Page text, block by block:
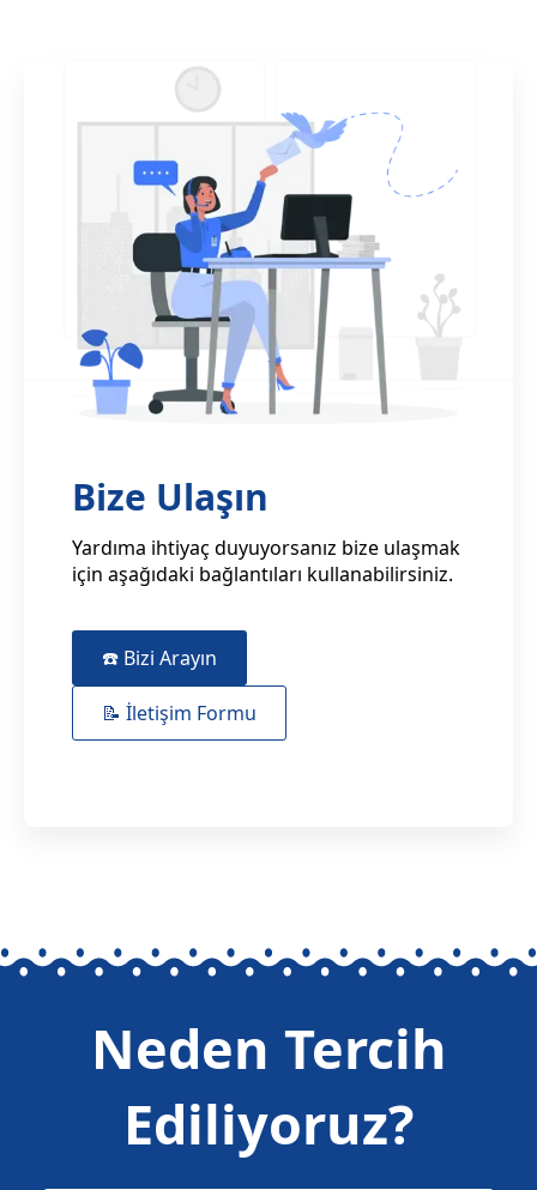
Bize Ulaşın
Yardıma ihtiyaç duyuyorsanız bize ulaşmak
için aşağıdaki bağlantıları kullanabilirsiniz.
☎️ Bizi Arayın
📝 İletişim Formu
Neden Tercih
Ediliyoruz?